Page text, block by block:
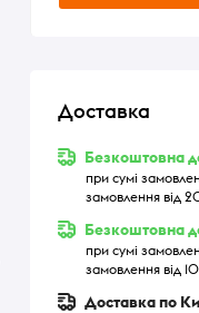
Доставка
Безкоштовна
при сумі
замовлення від
Безкоштовна
при сумі
замовлення від
Доставка по